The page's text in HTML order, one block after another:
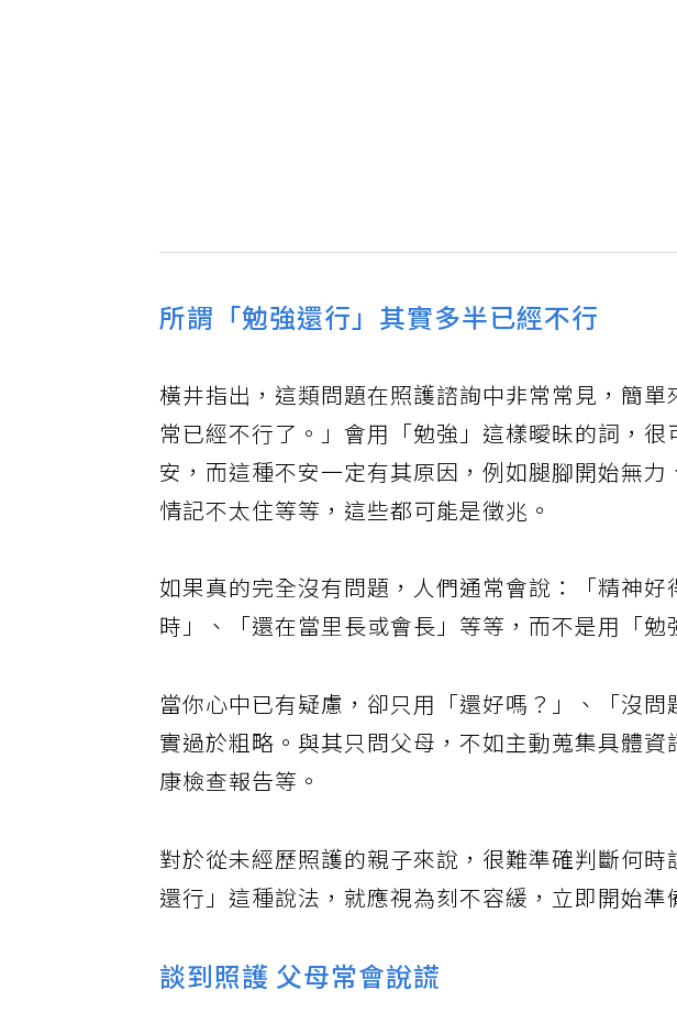
所謂「勉強還行」其實多半已經不行
橫井指出，這類問題在照護諮詢中非常常見，簡
常已經不行了。」會用「勉強」這樣曖昧的詞，
安，而這種不安一定有其原因，例如腿腳開始無
情記不太住等等，這些都可能是徵兆。
如果真的完全沒有問題，人們通常會說：「精神
時」、「還在當里長或會長」等等，而不是用「勉
當你心中已有疑慮，卻只用「還好嗎？」、「沒
實過於粗略。與其只問父母，不如主動蒐集具體
康檢查報告等。
對於從未經歷照護的親子來說，很難準確判斷何
還行」這種說法，就應視為刻不容緩，立即開始準
談到照護 父母常會說謊